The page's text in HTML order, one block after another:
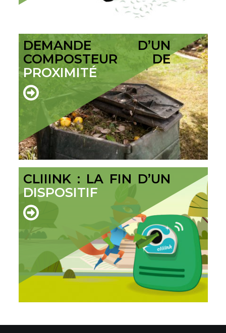
DEMANDE D’UN
COMPOSTEUR DE
PROXIMITÉ
CLIIINK : LA FIN D’UN
DISPOSITIF